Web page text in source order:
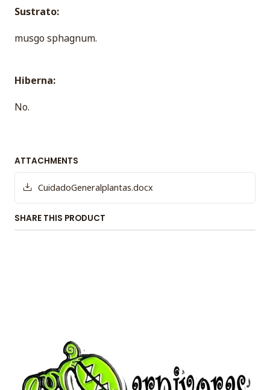
Sustrato:
musgo sphagnum.
Hiberna:
No.
ATTACHMENTS
CuidadoGeneralplantas.docx
SHARE THIS PRODUCT